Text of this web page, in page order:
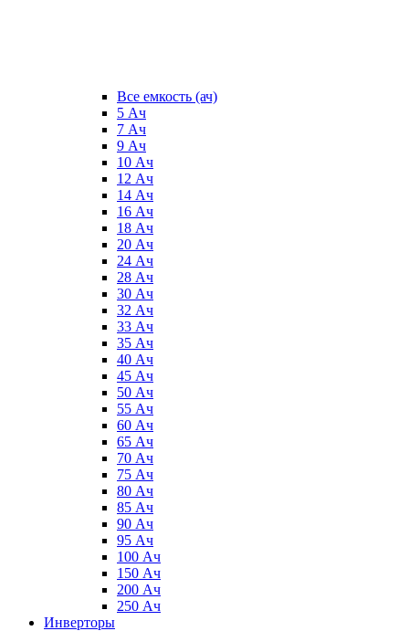
Все емкость (ач)
5 Ач
7 Ач
9 Ач
10 Ач
12 Ач
14 Ач
16 Ач
18 Ач
20 Ач
24 Ач
28 Ач
30 Ач
32 Ач
33 Ач
35 Ач
40 Ач
45 Ач
50 Ач
55 Ач
60 Ач
65 Ач
70 Ач
75 Ач
80 Ач
85 Ач
90 Ач
95 Ач
100 Ач
150 Ач
200 Ач
250 Ач
Инверторы